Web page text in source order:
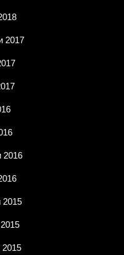
2017
2016
2015
2015